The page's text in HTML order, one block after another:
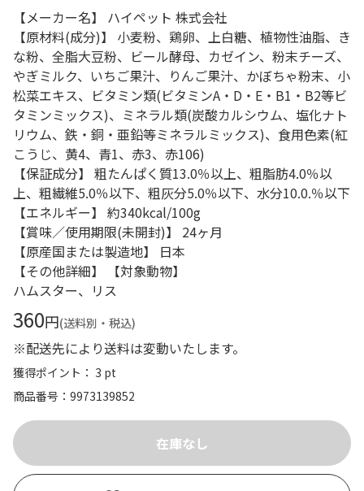
【メーカー名】 ハイペット 株式会社
【原材料(成分)】 小麦粉、鶏卵、上白糖、植物性油脂、き
な粉、全脂大豆粉、ビール酵母、カゼイン、粉末チーズ、
やぎミルク、いちご果汁、りんご果汁、かぼちゃ粉末、小
松菜エキス、ビタミン類(ビタミンA・D・E・B1・B2等ビ
タミンミックス)、ミネラル類(炭酸カルシウム、塩化ナト
リウム、鉄・銅・亜鉛等ミネラルミックス)、食用色素(紅
こうじ、黄4、青1、赤3、赤106)
【保証成分】 粗たんぱく質13.0％以上、粗脂肪4.0％以
上、粗繊維5.0％以下、粗灰分5.0％以下、水分10.0.％以下
【エネルギー】 約340kcal/100g
【賞味／使用期限(未開封)】 24ヶ月
【原産国または製造地】 日本
【その他詳細】 【対象動物】
ハムスター、リス
360円(送料別・税込)
※配送先により送料は変動いたします。
獲得ポイント： 3 pt
商品番号
9973139852